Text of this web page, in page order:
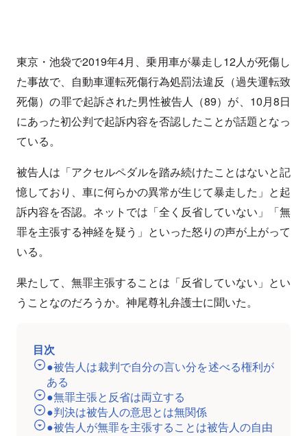
東京・池袋で2019年4月、乗用車が暴走し12人が死傷し
た事故で、自動車運転死傷行為処罰法違反（過失運転致
死傷）の罪で起訴された男性被告人（89）が、10月8日
にあった初公判で起訴内容を否認したことが話題となっ
ている。
被告人は「アクセルペダルを踏み続けたことはないと記
憶しており、車に何らかの異常が生じて暴走した」と起
訴内容を否認。ネットでは「全く反省していない」「無
罪を主張する神経を疑う」といった怒りの声が上がって
いる。
果たして、無罪主張することは「反省していない」とい
うことなのだろうか。神尾尊礼弁護士に聞いた。
目次
●被告人は裁判で自分の言い分を述べる権利が
ある
●無罪主張と反省は両立する
●判決は被告人の意思とは無関係
●被告人が無罪を主張することは被告人の自由